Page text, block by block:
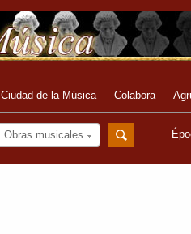
Ciudad de la Música Colabora
Obras musicales